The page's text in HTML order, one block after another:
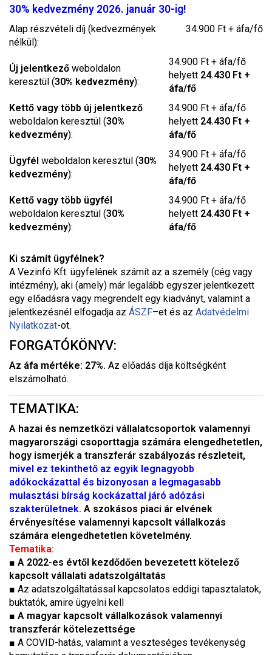
30% kedvezmény 2026. január 30-ig!
Alap részvételi díj (kedvezmények
nélkül):
34.900 Ft + áfa/fő
Új jelentkező weboldalon
keresztül (30% kedvezmény):
34.900 Ft + áfa/fő
helyett 24.430 Ft +
áfa/fő
Kettő vagy több új jelentkező
weboldalon keresztül (30%
kedvezmény):
34.900 Ft + áfa/fő
helyett 24.430 Ft +
áfa/fő
Ügyfél weboldalon keresztül (30%
kedvezmény):
34.900 Ft + áfa/fő
helyett 24.430 Ft +
áfa/fő
Kettő vagy több ügyfél
weboldalon keresztül (30%
kedvezmény):
34.900 Ft + áfa/fő
helyett 24.430 Ft +
áfa/fő
Ki számít ügyfélnek?
A Vezinfó Kft. ügyfelének számít az a személy (cég vagy
intézmény), aki (amely) már legalább egyszer jelentkezett
egy előadásra vagy megrendelt egy kiadványt, valamint a
jelentkezésnél elfogadja az ÁSZF–et és az Adatvédelmi
Nyilatkozat-ot.
FORGATÓKÖNYV:
Az áfa mértéke: 27%. Az előadás díja költségként
elszámolható.
TEMATIKA:
A hazai és nemzetközi vállalatcsoportok valamennyi
magyarországi csoporttagja számára elengedhetetlen,
hogy ismerjék a transzferár szabályozás részleteit,
mivel ez tekinthető az egyik legnagyobb
adókockázattal és bizonyosan a legmagasabb
mulasztási bírság kockázattal járó adózási
szakterületnek. A szokásos piaci ár elvének
érvényesítése valamennyi kapcsolt vállalkozás
számára elengedhetetlen követelmény.
Tematika:
■ A 2022-es évtől kezdődően bevezetett kötelező
kapcsolt vállalati adatszolgáltatás
■ Az adatszolgáltatással kapcsolatos eddigi tapasztalatok,
buktatók, amire ügyelni kell
■ A magyar kapcsolt vállalkozások valamennyi
transzferár kötelezettsége
■ A COVID-hatás, valamint a veszteséges tevékenység